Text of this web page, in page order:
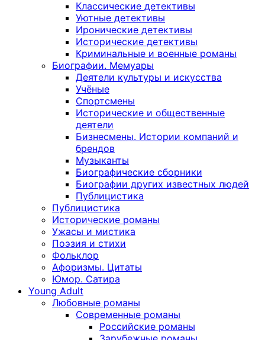
Классические детективы
Уютные детективы
Иронические детективы
Исторические детективы
Криминальные и военные романы
Биографии. Мемуары
Деятели культуры и искусства
Учёные
Спортсмены
Исторические и общественные
деятели
Бизнесмены. Истории компаний и
брендов
Музыканты
Биографические сборники
Биографии других известных людей
Публицистика
Публицистика
Исторические романы
Ужасы и мистика
Поэзия и стихи
Фольклор
Афоризмы. Цитаты
Юмор. Сатира
Young Adult
Любовные романы
Современные романы
Российские романы